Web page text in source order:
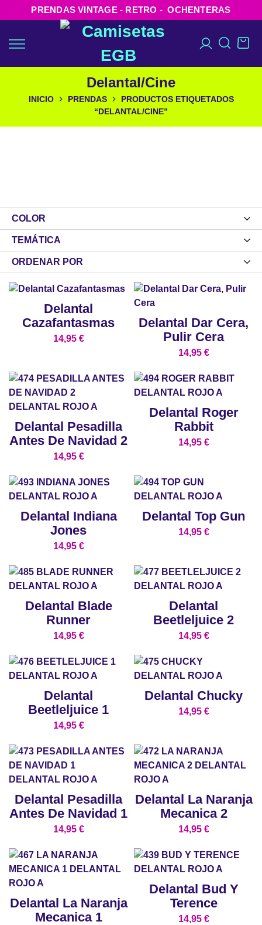
PRENDAS VINTAGE - RETRO - OCHENTERAS
INICIO PRENDAS
PRODUCTOS ETIQUETADOS
“DELANTAL/CINE”
Delantal/Cine
COLOR
TEMÁTICA
ORDENAR POR
Delantal
Cazafantasmas
14,95 €
Delantal Dar Cera,
Pulir Cera
14,95 €
Delantal Pesadilla
Antes De Navidad 2
14,95 €
Delantal Roger
Rabbit
14,95 €
Delantal Indiana
Jones
14,95 €
Delantal Top Gun
14,95 €
Delantal Blade
Runner
14,95 €
Delantal
Beetleljuice 2
14,95 €
Delantal
Beetleljuice 1
14,95 €
Delantal Chucky
14,95 €
Delantal Pesadilla
Antes De Navidad 1
14,95 €
Delantal La Naranja
Mecanica 2
14,95 €
Delantal La Naranja
Mecanica 1
Delantal Bud Y
Terence
14,95 €